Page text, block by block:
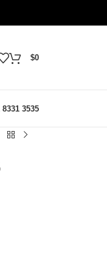
$0
8331 3535